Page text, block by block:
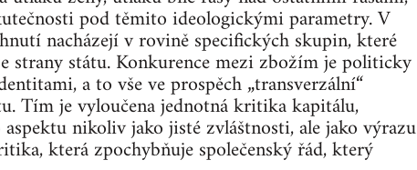
pod těmito ideologickými parametry. V
nacházejí v rovině specifických skupin, které
strany státu. Konkurence mezi zbožím je politicky
a to vše ve prospěch „transverzální“
Tím je vyloučena jednotná kritika kapitálu,
nikoliv jako jisté zvláštnosti, ale jako výrazu
která zpochybňuje společenský řád, který